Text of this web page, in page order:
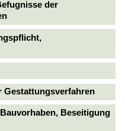
der
Gestattungsverfahren
Beseitigung